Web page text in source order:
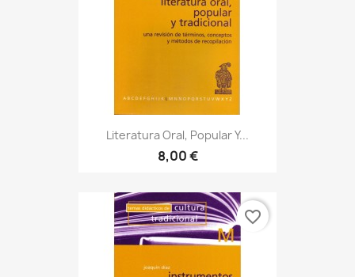
Literatura Oral, Popular Y...
8,00 €
favorite_border